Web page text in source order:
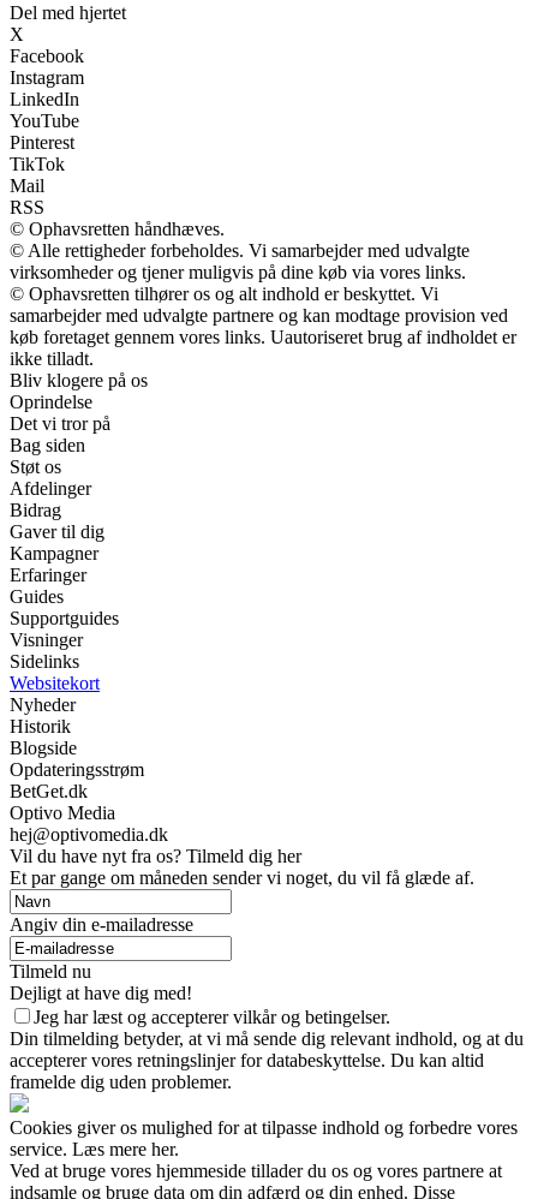
Del med hjertet
X
Facebook
Instagram
LinkedIn
YouTube
Pinterest
TikTok
Mail
RSS
© Ophavsretten håndhæves.
© Alle rettigheder forbeholdes. Vi samarbejder med udvalgte
virksomheder og tjener muligvis på dine køb via vores links.
© Ophavsretten tilhører os og alt indhold er beskyttet. Vi
samarbejder med udvalgte partnere og kan modtage provision ved
køb foretaget gennem vores links. Uautoriseret brug af indholdet er
ikke tilladt.
Bliv klogere på os
Oprindelse
Det vi tror på
Bag siden
Støt os
Afdelinger
Bidrag
Gaver til dig
Kampagner
Erfaringer
Guides
Supportguides
Visninger
Sidelinks
Websitekort
Nyheder
Historik
Blogside
Opdateringsstrøm
BetGet.dk
Optivo Media
hej@optivomedia.dk
Vil du have nyt fra os? Tilmeld dig her
Et par gange om måneden sender vi noget, du vil få glæde af.
Angiv din e-mailadresse
Tilmeld nu
Dejligt at have dig med!
Jeg har læst og accepterer vilkår og betingelser.
Din tilmelding betyder, at vi må sende dig relevant indhold, og at du
accepterer vores retningslinjer for databeskyttelse. Du kan altid
framelde dig uden problemer.
Cookies giver os mulighed for at tilpasse indhold og forbedre vores
service. Læs mere her.
Ved at bruge vores hjemmeside tillader du os og vores partnere at
indsamle og bruge data om din adfærd og din enhed. Disse